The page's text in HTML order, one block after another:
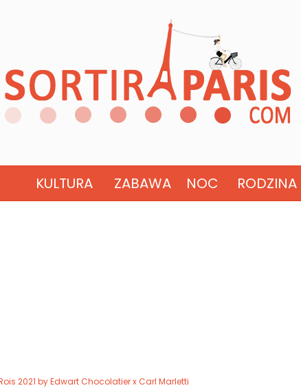
KULTURA ZABAWA NOC RODZINA
2021 by Edwart Chocolatier x Carl Marletti